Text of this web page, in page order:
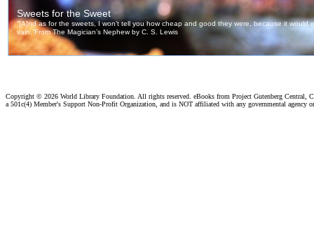
Copyright © 2026 World Library Foundation. All rights reserved. eBooks from Project Gutenberg Central,
a 501c(4) Member's Support Non-Profit Organization, and is NOT affiliated with any governmental agency